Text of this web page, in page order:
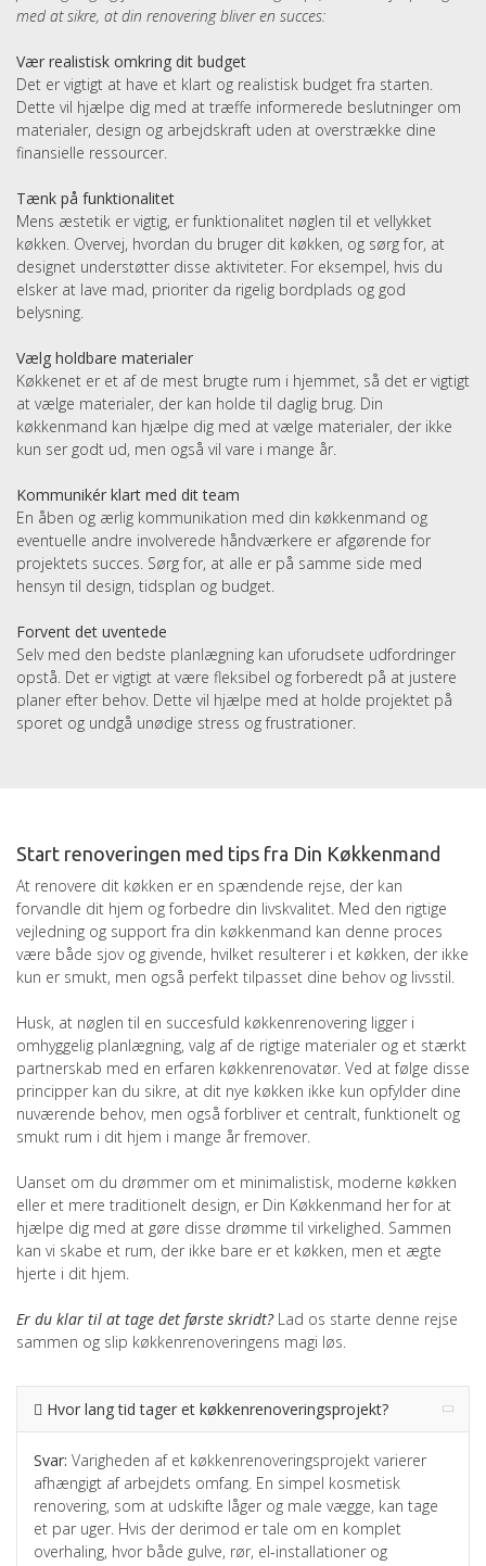
med at sikre, at din renovering bliver en succes:
Vær realistisk omkring dit budget
Det er vigtigt at have et klart og realistisk budget fra starten.
Dette vil hjælpe dig med at træffe informerede beslutninger om
materialer, design og arbejdskraft uden at overstrække dine
finansielle ressourcer.
Tænk på funktionalitet
Mens æstetik er vigtig, er funktionalitet nøglen til et vellykket
køkken. Overvej, hvordan du bruger dit køkken, og sørg for, at
designet understøtter disse aktiviteter. For eksempel, hvis du
elsker at lave mad, prioriter da rigelig bordplads og god
belysning.
Vælg holdbare materialer
Køkkenet er et af de mest brugte rum i hjemmet, så det er vigtigt
at vælge materialer, der kan holde til daglig brug. Din
køkkenmand kan hjælpe dig med at vælge materialer, der ikke
kun ser godt ud, men også vil vare i mange år.
Kommunikér klart med dit team
En åben og ærlig kommunikation med din køkkenmand og
eventuelle andre involverede håndværkere er afgørende for
projektets succes. Sørg for, at alle er på samme side med
hensyn til design, tidsplan og budget.
Forvent det uventede
Selv med den bedste planlægning kan uforudsete udfordringer
opstå. Det er vigtigt at være fleksibel og forberedt på at justere
planer efter behov. Dette vil hjælpe med at holde projektet på
sporet og undgå unødige stress og frustrationer.
Start renoveringen med tips fra Din Køkkenmand
At renovere dit køkken er en spændende rejse, der kan
forvandle dit hjem og forbedre din livskvalitet. Med den rigtige
vejledning og support fra din køkkenmand kan denne proces
være både sjov og givende, hvilket resulterer i et køkken, der ikke
kun er smukt, men også perfekt tilpasset dine behov og livsstil.
Husk, at nøglen til en succesfuld køkkenrenovering ligger i
omhyggelig planlægning, valg af de rigtige materialer og et stærkt
partnerskab med en erfaren køkkenrenovatør. Ved at følge disse
principper kan du sikre, at dit nye køkken ikke kun opfylder dine
nuværende behov, men også forbliver et centralt, funktionelt og
smukt rum i dit hjem i mange år fremover.
Uanset om du drømmer om et minimalistisk, moderne køkken
eller et mere traditionelt design, er Din Køkkenmand her for at
hjælpe dig med at gøre disse drømme til virkelighed. Sammen
kan vi skabe et rum, der ikke bare er et køkken, men et ægte
hjerte i dit hjem.
Er du klar til at tage det første skridt?Lad os starte denne rejse
sammen og slip køkkenrenoveringens magi løs.
Hvor lang tid tager et køkkenrenoveringsprojekt?
Svar: Varigheden af et køkkenrenoveringsprojekt varierer
afhængigt af arbejdets omfang. En simpel kosmetisk
renovering, som at udskifte låger og male vægge, kan tage
et par uger. Hvis der derimod er tale om en komplet
overhaling, hvor både gulve, rør, el-installationer og